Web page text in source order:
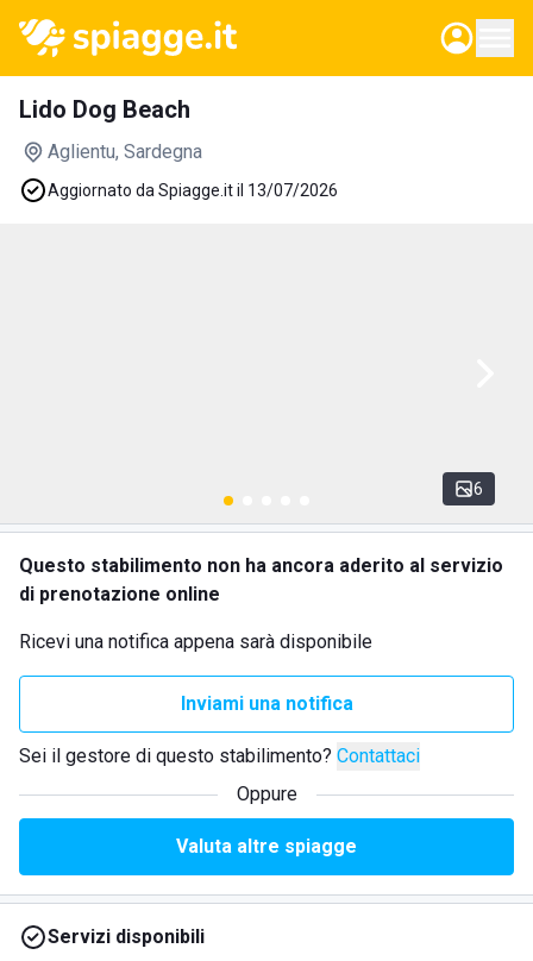
Lido Dog Beach
Aglientu, Sardegna
Aggiornato da Spiagge.it il 13/07/2026
6
Questo stabilimento non ha ancora aderito al servizio
di prenotazione online
Ricevi una notifica appena sarà disponibile
Inviami una notifica
Sei il gestore di questo stabilimento? Contattaci
Oppure
Valuta altre spiagge
Servizi disponibili